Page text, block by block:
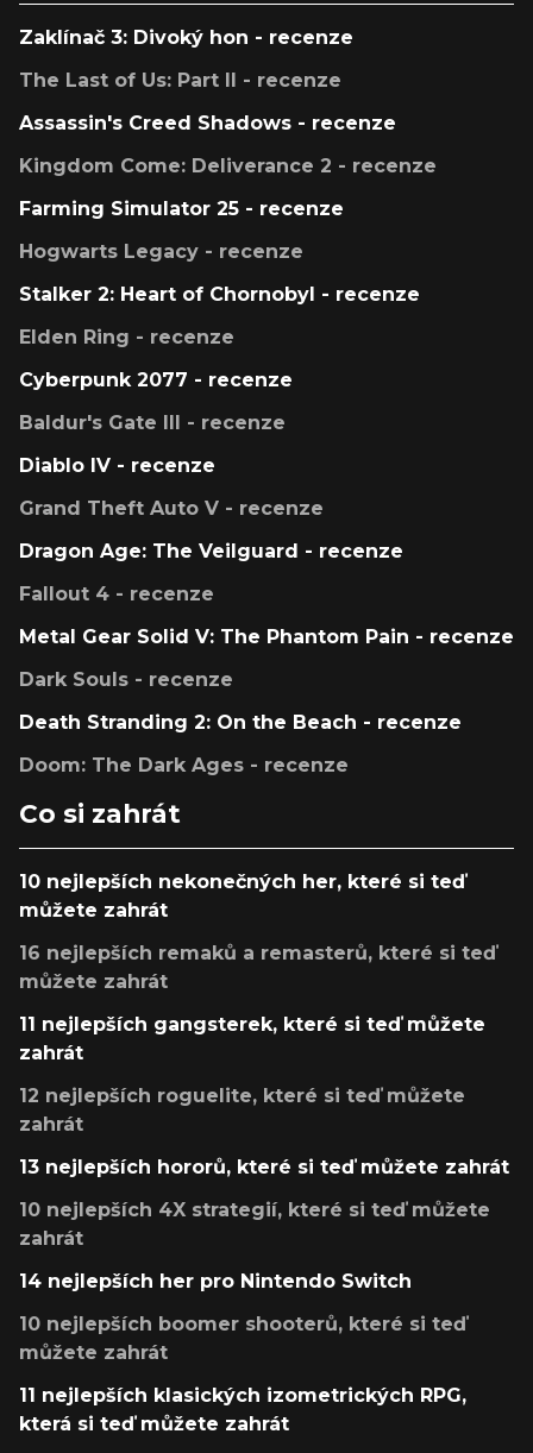
Zaklínač 3: Divoký hon - recenze
The Last of Us: Part II - recenze
Assassin's Creed Shadows - recenze
Kingdom Come: Deliverance 2 - recenze
Farming Simulator 25 - recenze
Hogwarts Legacy - recenze
Stalker 2: Heart of Chornobyl - recenze
Elden Ring - recenze
Cyberpunk 2077 - recenze
Baldur's Gate III - recenze
Diablo IV - recenze
Grand Theft Auto V - recenze
Dragon Age: The Veilguard - recenze
Fallout 4 - recenze
Metal Gear Solid V: The Phantom Pain - recenze
Dark Souls - recenze
Death Stranding 2: On the Beach - recenze
Doom: The Dark Ages - recenze
Co si zahrát
10 nejlepších nekonečných her, které si teď
můžete zahrát
16 nejlepších remaků a remasterů, které si teď
můžete zahrát
11 nejlepších gangsterek, které si teď můžete
zahrát
12 nejlepších roguelite, které si teď můžete
zahrát
13 nejlepších hororů, které si teď můžete zahrát
10 nejlepších 4X strategií, které si teď můžete
zahrát
14 nejlepších her pro Nintendo Switch
10 nejlepších boomer shooterů, které si teď
můžete zahrát
11 nejlepších klasických izometrických RPG,
která si teď můžete zahrát